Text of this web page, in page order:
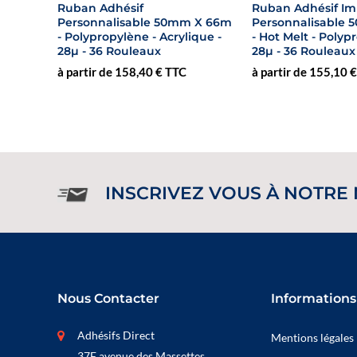
Ruban Adhésif
Personnalisable 50mm X 66m
- Polypropylène - Acrylique -
28µ - 36 Rouleaux
à partir de 158,40 € TTC
Ruban Adhésif
Personnalisable
- Hot Melt -
28µ - 36 Rouleaux
à partir de 155,10
INSCRIVEZ VOUS À NOTRE
Nous Contacter
Adhésifs Direct
Informations
Mentions légales